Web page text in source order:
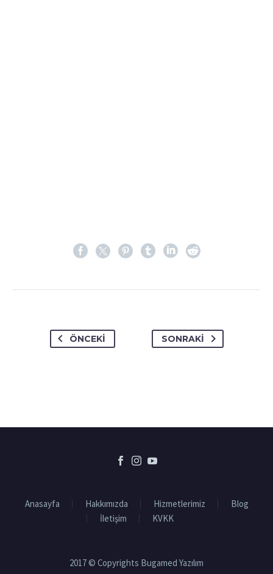
ÖNCEKI SONRAKI
Anasayfa Hakkımızda Hizmetlerimiz
Blog
İletişim
KVKK
2017 © Copyrights Bugamed Yazılım